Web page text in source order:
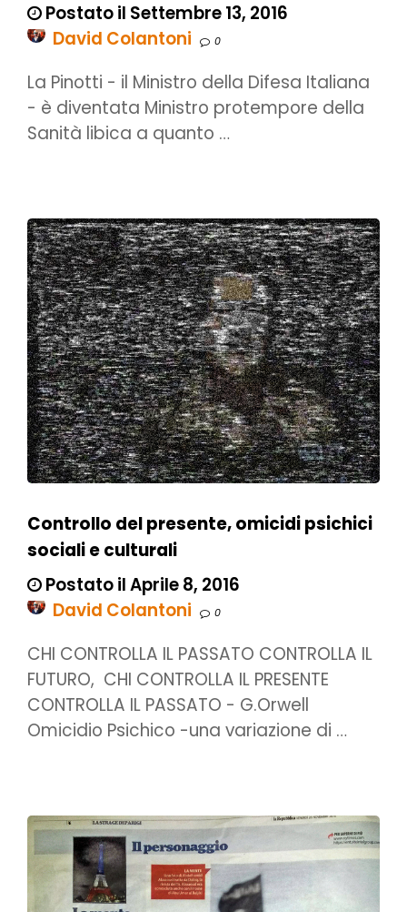
Postato il Settembre 13, 2016
David Colantoni
0
La Pinotti - il Ministro della Difesa Italiana
- è diventata Ministro protempore della
Sanità libica a quanto …
Controllo del presente, omicidi psichici
sociali e culturali
Postato il Aprile 8, 2016
David Colantoni
0
CHI CONTROLLA IL PASSATO CONTROLLA IL
FUTURO, CHI CONTROLLA IL PRESENTE
CONTROLLA IL PASSATO - G.Orwell
Omicidio Psichico -una variazione di …